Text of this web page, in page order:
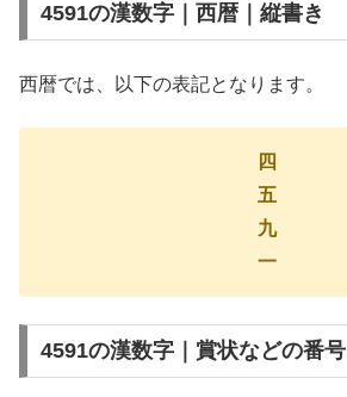
4591の漢数字｜西暦｜縦書き
西暦では、以下の表記となります。
四
五
九
一
4591の漢数字｜賞状などの番号